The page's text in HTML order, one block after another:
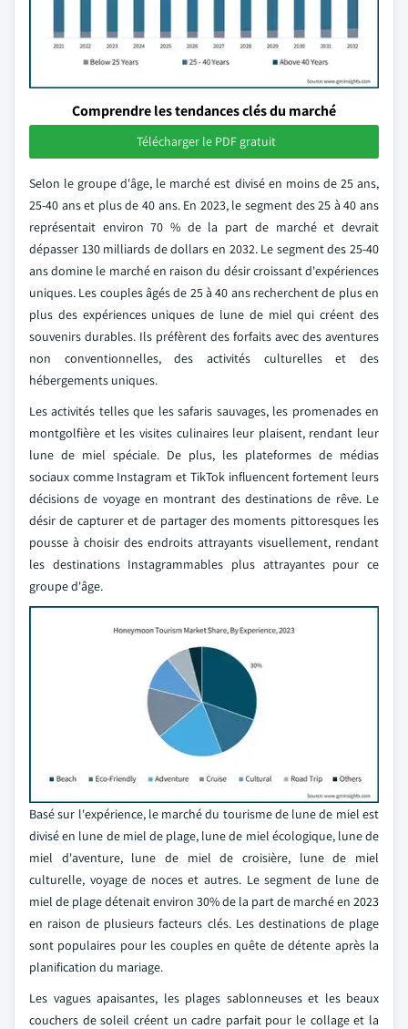
Comprendre les tendances clés du marché
Télécharger le PDF gratuit
Selon le groupe d'âge, le marché est divisé en moins de 25 ans,
25-40 ans et plus de 40 ans. En 2023, le segment des 25 à 40 ans
représentait environ 70 % de la part de marché et devrait
dépasser 130 milliards de dollars en 2032. Le segment des 25-40
ans domine le marché en raison du désir croissant d'expériences
uniques. Les couples âgés de 25 à 40 ans recherchent de plus en
plus des expériences uniques de lune de miel qui créent des
souvenirs durables. Ils préfèrent des forfaits avec des aventures
non conventionnelles, des activités culturelles et des
hébergements uniques.
Les activités telles que les safaris sauvages, les promenades en
montgolfière et les visites culinaires leur plaisent, rendant leur
lune de miel spéciale. De plus, les plateformes de médias
sociaux comme Instagram et TikTok influencent fortement leurs
décisions de voyage en montrant des destinations de rêve. Le
désir de capturer et de partager des moments pittoresques les
pousse à choisir des endroits attrayants visuellement, rendant
les destinations Instagrammables plus attrayantes pour ce
groupe d'âge.
Basé sur l'expérience, le marché du tourisme de lune de miel est
divisé en lune de miel de plage, lune de miel écologique, lune de
miel d'aventure, lune de miel de croisière, lune de miel
culturelle, voyage de noces et autres. Le segment de lune de
miel de plage détenait environ 30% de la part de marché en 2023
en raison de plusieurs facteurs clés. Les destinations de plage
sont populaires pour les couples en quête de détente après la
planification du mariage.
Les vagues apaisantes, les plages sablonneuses et les beaux
couchers de soleil créent un cadre parfait pour le collage et la